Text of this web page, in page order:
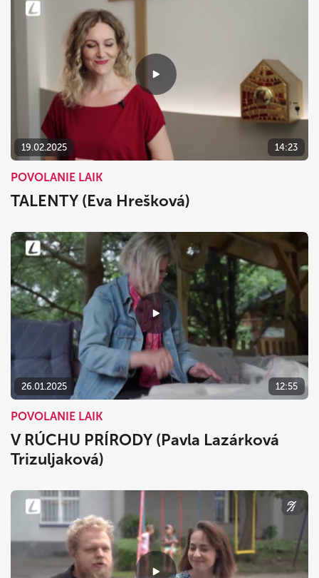
19.02.2025 14:23
POVOLANIE LAIK
TALENTY (Eva Hrešková)
26.01.2025 12:55
POVOLANIE LAIK
V RÚCHU PRÍRODY (Pavla Lazárková
Trizuljaková)